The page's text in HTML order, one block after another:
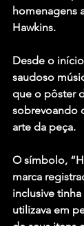
homenagens
Hawkins.
Desde o
saudoso
que o pôster
sobrevoando
arte da peça.
O símbolo,
marca
inclusive
utilizava em